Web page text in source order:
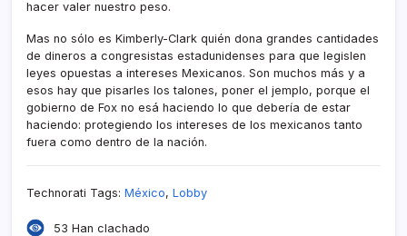
hacer valer nuestro peso.
Mas no sólo es Kimberly-Clark quién dona grandes cantidades
de dineros a congresistas estadunidenses para que legislen
leyes opuestas a intereses Mexicanos. Son muchos más y a
esos hay que pisarles los talones, poner el jemplo, porque el
gobierno de Fox no esá haciendo lo que deberí­a de estar
haciendo: protegiendo los intereses de los mexicanos tanto
fuera como dentro de la nación.
Technorati Tags: México, Lobby
53 Han clachado